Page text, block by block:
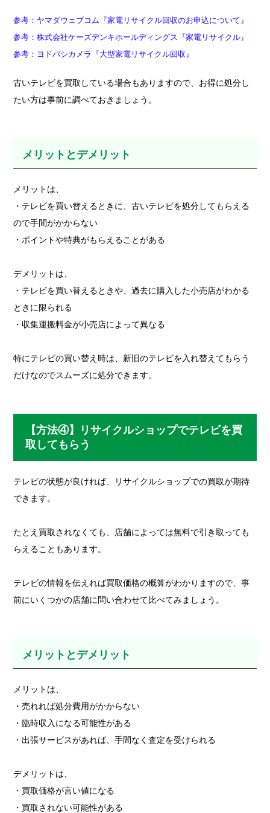
参考：ヤマダウェブコム『家電リサイクル回収のお申込について』
参考：株式会社ケーズデンキホールディングス『家電リサイクル』
参考：ヨドバシカメラ『大型家電リサイクル回収』
古いテレビを買取している場合もありますので、お得に処分し
たい方は事前に調べておきましょう。
メリットとデメリット
メリットは、
・テレビを買い替えるときに、古いテレビを処分してもらえる
ので手間がかからない
・ポイントや特典がもらえることがある
デメリットは、
・テレビを買い替えるときや、過去に購入した小売店がわかる
ときに限られる
・収集運搬料金が小売店によって異なる
特にテレビの買い替え時は、新旧のテレビを入れ替えてもらう
だけなのでスムーズに処分できます。
【方法④】リサイクルショップでテレビを買
取してもらう
テレビの状態が良ければ、リサイクルショップでの買取が期待
できます。
たとえ買取されなくても、店舗によっては無料で引き取っても
らえることもあります。
テレビの情報を伝えれば買取価格の概算がわかりますので、事
前にいくつかの店舗に問い合わせて比べてみましょう。
メリットとデメリット
メリットは、
・売れれば処分費用がかからない
・臨時収入になる可能性がある
・出張サービスがあれば、手間なく査定を受けられる
デメリットは、
・買取価格が言い値になる
・買取されない可能性がある